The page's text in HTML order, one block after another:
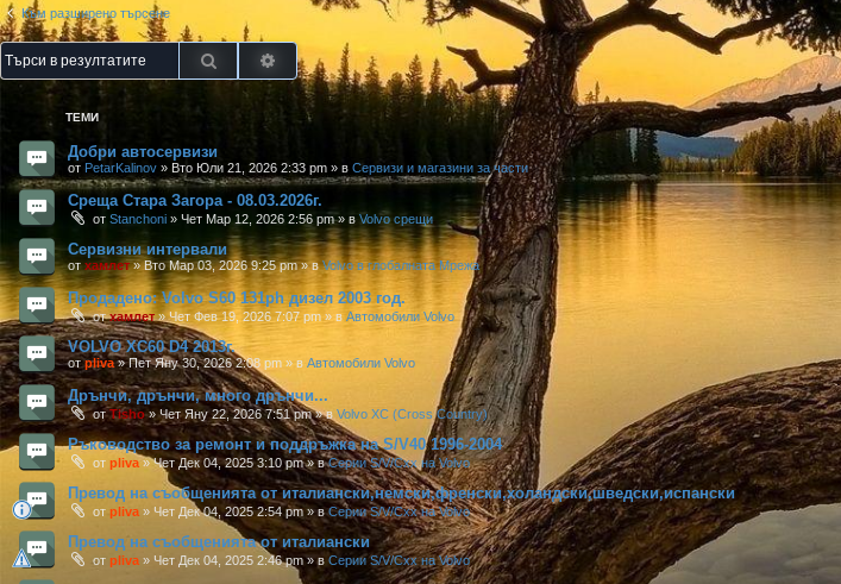
Към разширено търсене
Търсене Разширено търсене
ТЕМИ
Добри автосервизи
от PetarKalinov » Вто Юли 21, 2026 2:33 pm » в Сервизи и магазини за части
Среща Стара Загора - 08.03.2026г.
от Stanchoni » Чет Мар 12, 2026 2:56 pm» в Volvo срещи
Сервизни интервали
отхамлет»Вто Мар 03, 2026 9:25 pm» вVolvo в глобалната Мрежа
Продадено: Volvo S60 131ph дизел 2003 год.
отхамлет»Чет Фев 19, 2026 7:07 pm » в Автомобили Volvo
VOLVO XC60 D4 2013г.
отpliva»Пет Яну 30, 2026 2:08 pm » в Автомобили Volvo
Дрънчи, дрънчи, много дрънчи...
отTisho»Чет Яну 22, 2026 7:51 pm» в Volvo XC (Cross Country)
Ръководство за ремонт и поддръжка на S/V40 1996-2004
от pliva»Чет Дек 04, 2025 3:10 pm» вСерии S/V/Cxx на Volvo
Превод на съобщенията от италиански,немски,френски,холандски,шведски,испански
от pliva » Чет Дек 04, 2025 2:54 pm » вСерии S/V/Cxx на Volvo
Превод на съобщенията от италиански
от pliva » Чет Дек 04, 2025 2:46 pm» в Серии S/V/Cxx на Volvo